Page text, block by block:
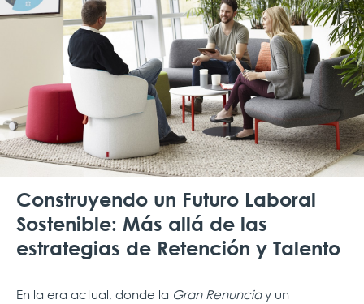
Construyendo un Futuro Laboral
Sostenible: Más allá de las
estrategias de Retención y Talento
En la era actual, donde la Gran Renunciay un